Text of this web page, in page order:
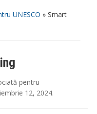
UNESCO » Smart
pentru
12, 2024.